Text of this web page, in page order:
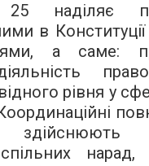
в
а саме:
рівня у
нарад,